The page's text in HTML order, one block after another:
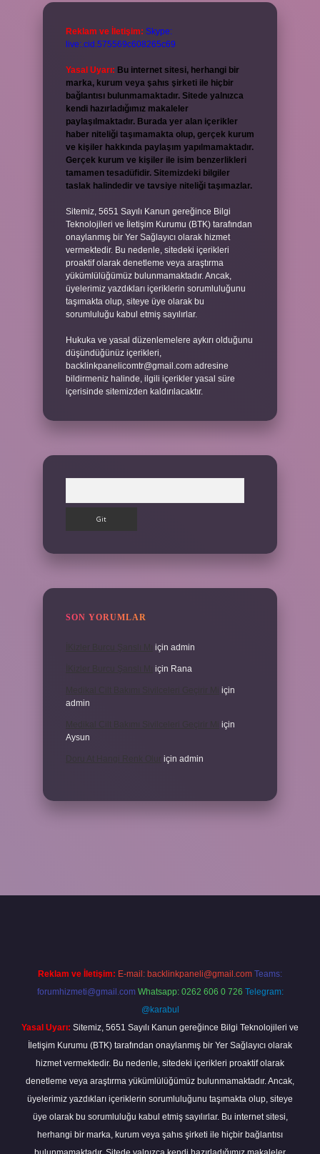
Reklam ve İletişim: Skype:
live:.cid.575569c608265c69
Yasal Uyarı: Bu internet sitesi, herhangi bir
marka, kurum veya şahıs şirketi ile hiçbir
bağlantısı bulunmamaktadır. Sitede yalnızca
kendi hazırladığımız makaleler
paylaşılmaktadır. Burada yer alan içerikler
haber niteliği taşımamakta olup, gerçek kurum
ve kişiler hakkında paylaşım yapılmamaktadır.
Gerçek kurum ve kişiler ile isim benzerlikleri
tamamen tesadüfidir. Sitemizdeki bilgiler
taslak halindedir ve tavsiye niteliği taşımazlar.
Sitemiz, 5651 Sayılı Kanun gereğince Bilgi
Teknolojileri ve İletişim Kurumu (BTK) tarafından
onaylanmış bir Yer Sağlayıcı olarak hizmet
vermektedir. Bu nedenle, sitedeki içerikleri
proaktif olarak denetleme veya araştırma
yükümlülüğümüz bulunmamaktadır. Ancak,
üyelerimiz yazdıkları içeriklerin sorumluluğunu
taşımakta olup, siteye üye olarak bu
sorumluluğu kabul etmiş sayılırlar.
Hukuka ve yasal düzenlemelere aykırı olduğunu
düşündüğünüz içerikleri,
backlinkpanelicomtr@gmail.com adresine
bildirmeniz halinde, ilgili içerikler yasal süre
içerisinde sitemizden kaldırılacaktır.
SON YORUMLAR
için admin
için Rana
için
admin
için
Aysun
için admin
Reklam ve İletişim: E-mail: backlinkpaneli@gmail.com Teams:
forumhizmeti@gmail.com Whatsapp: 0262 606 0 726 Telegram:
@karabul
Yasal Uyarı: Sitemiz, 5651 Sayılı Kanun gereğince Bilgi Teknolojileri ve
İletişim Kurumu (BTK) tarafından onaylanmış bir Yer Sağlayıcı olarak
hizmet vermektedir. Bu nedenle, sitedeki içerikleri proaktif olarak
denetleme veya araştırma yükümlülüğümüz bulunmamaktadır. Ancak,
üyelerimiz yazdıkları içeriklerin sorumluluğunu taşımakta olup, siteye
üye olarak bu sorumluluğu kabul etmiş sayılırlar. Bu internet sitesi,
herhangi bir marka, kurum veya şahıs şirketi ile hiçbir bağlantısı